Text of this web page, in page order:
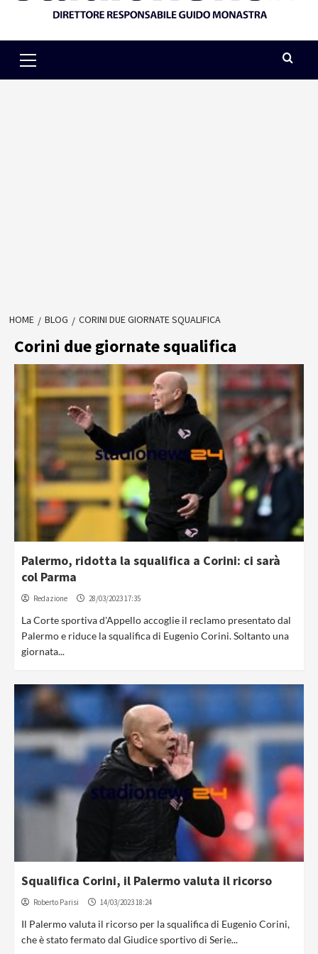
Menu
HOME BLOG CORINI DUE GIORNATE SQUALIFICA
Corini due giornate squalifica
Palermo, ridotta la squalifica a Corini: ci sarà
col Parma
Redazione 28/03/2023 17:35
La Corte sportiva d'Appello accoglie il reclamo presentato dal
Palermo e riduce la squalifica di Eugenio Corini. Soltanto una
giornata...
Squalifica Corini, il Palermo valuta il ricorso
Roberto Parisi 14/03/2023 18:24
Il Palermo valuta il ricorso per la squalifica di Eugenio Corini,
che è stato fermato dal Giudice sportivo di Serie...